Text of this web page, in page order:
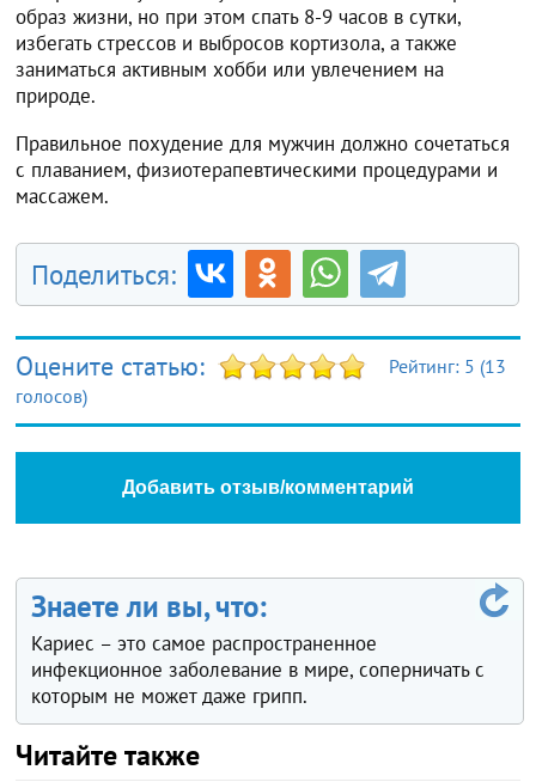
образ жизни, но при этом спать 8-9 часов в сутки,
избегать стрессов и выбросов кортизола, а также
заниматься активным хобби или увлечением на
природе.
Правильное похудение для мужчин должно сочетаться
с плаванием, физиотерапевтическими процедурами и
массажем.
Поделиться:
Оцените статью: Рейтинг: 5 (13
голосов)
Добавить отзыв/комментарий
Знаете ли вы, что:
Кариес – это самое распространенное
инфекционное заболевание в мире, соперничать с
которым не может даже грипп.
Читайте также